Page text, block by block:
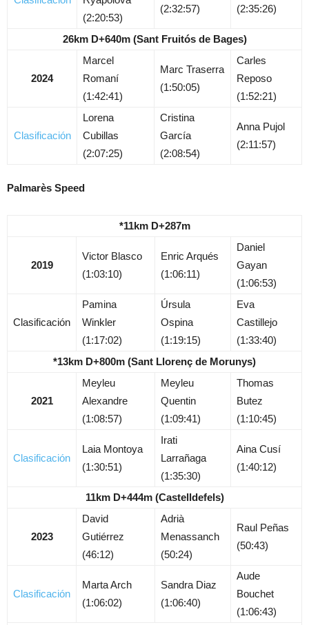
(2:20:53)
(2:32:57) (2:35:26)
26km D+640m (Sant Fruitós de Bages)
2024
Marcel
Romaní
(1:42:41)
Marc Traserra
(1:50:05)
Carles
Reposo
(1:52:21)
Clasificación
Lorena
Cubillas
(2:07:25)
Cristina
García
(2:08:54)
Anna Pujol
(2:11:57)
Palmarès Speed
*11km D+287m
2019
Victor Blasco
(1:03:10)
Enric Arqués
(1:06:11)
Daniel
Gayan
(1:06:53)
Clasificación
Pamina
Winkler
(1:17:02)
Úrsula
Ospina
(1:19:15)
Eva
Castillejo
(1:33:40)
*13km D+800m (Sant Llorenç de Morunys)
2021
Meyleu
Alexandre
(1:08:57)
Meyleu
Quentin
(1:09:41)
Thomas
Butez
(1:10:45)
Clasificación
Laia Montoya
(1:30:51)
Irati
Larrañaga
(1:35:30)
Aina Cusí
(1:40:12)
11km D+444m (Castelldefels)
2023
David
Gutiérrez
(46:12)
Adrià
Menassanch
(50:24)
Raul Peñas
(50:43)
Clasificación
Marta Arch
(1:06:02)
Sandra Diaz
(1:06:40)
Aude
Bouchet
(1:06:43)